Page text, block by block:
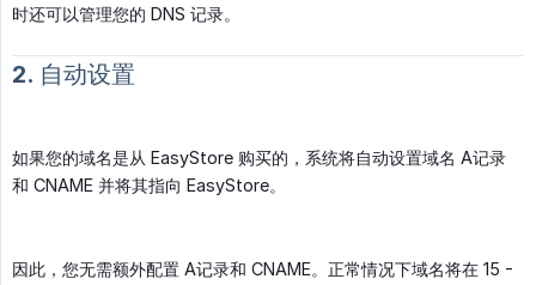
时还可以管理您的 DNS 记录。
2. 自动设置
如果您的域名是从 EasyStore 购买的，系统将自动设置域名 A记录
和 CNAME 并将其指向 EasyStore。
因此，您无需额外配置 A记录和 CNAME。正常情况下域名将在 15 -